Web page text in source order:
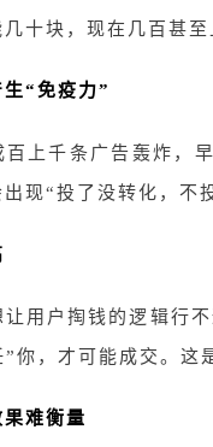
十块，现在几百甚至
“免疫力”
百上千条广告轰炸，
现“投了没转化，不
用户掏钱的逻辑行
你，才可能成交。这
难衡量